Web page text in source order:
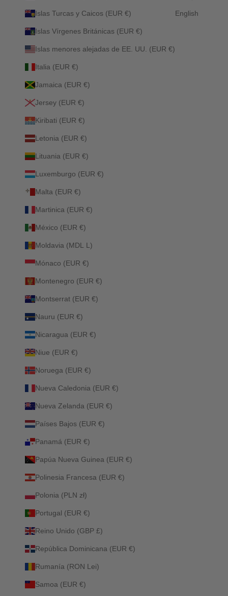
Islas Turcas y Caicos (EUR €)
Islas Vírgenes Británicas (EUR €)
Islas menores alejadas de EE. UU. (EUR €)
Italia (EUR €)
Jamaica (EUR €)
Jersey (EUR €)
Kiribati (EUR €)
Letonia (EUR €)
Lituania (EUR €)
Luxemburgo (EUR €)
Malta (EUR €)
Martinica (EUR €)
México (EUR €)
Moldavia (MDL L)
Mónaco (EUR €)
Montenegro (EUR €)
Montserrat (EUR €)
Nauru (EUR €)
Nicaragua (EUR €)
Niue (EUR €)
Noruega (EUR €)
Nueva Caledonia (EUR €)
Nueva Zelanda (EUR €)
Países Bajos (EUR €)
Panamá (EUR €)
Papúa Nueva Guinea (EUR €)
Polinesia Francesa (EUR €)
Polonia (PLN zł)
Portugal (EUR €)
Reino Unido (GBP £)
República Dominicana (EUR €)
Rumanía (RON Lei)
Samoa (EUR €)
English